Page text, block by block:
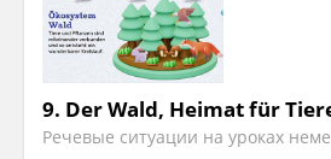
9. Der Wald, Heimat für
Речевые ситуации на уроках